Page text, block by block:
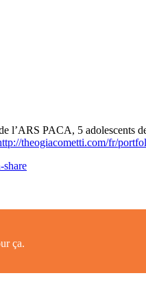
l’ARS PACA, 5 adolescents
theogiacometti.com/fr/
ça.